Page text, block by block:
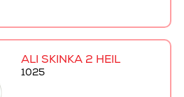
ALI SKINKA 2 HEIL
1025